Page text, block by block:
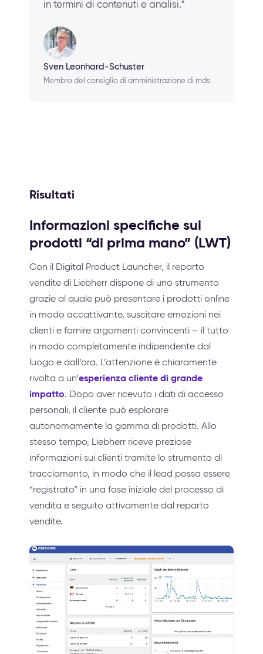
in termini di contenuti e analisi."
Sven Leonhard-Schuster
Membro del consiglio di amministrazione di mds
Risultati
Informazioni specifiche sui
prodotti “di prima mano” (LWT)
Con il Digital Product Launcher, il reparto
vendite di Liebherr dispone di uno strumento
grazie al quale può presentare i prodotti online
in modo accattivante, suscitare emozioni nei
clienti e fornire argomenti convincenti – il tutto
in modo completamente indipendente dal
luogo e dall’ora. L’attenzione è chiaramente
rivolta a un’esperienza cliente di grande
impatto. Dopo aver ricevuto i dati di accesso
personali, il cliente può esplorare
autonomamente la gamma di prodotti. Allo
stesso tempo, Liebherr riceve preziose
informazioni sui clienti tramite lo strumento di
tracciamento, in modo che il lead possa essere
“registrato” in una fase iniziale del processo di
vendita e seguito attivamente dal reparto
vendite.